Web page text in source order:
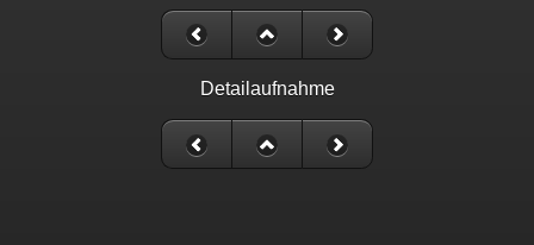
Detailaufnahme